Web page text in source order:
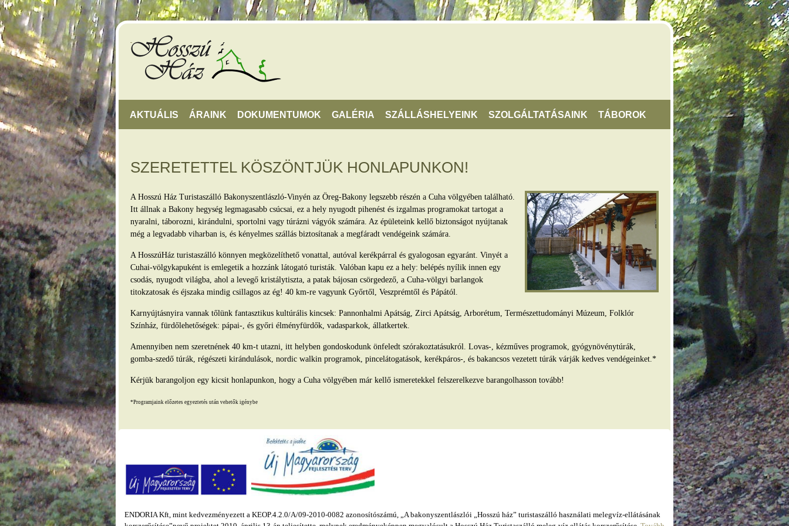
AKTUÁLIS ÁRAINK DOKUMENTUMOK GALÉRIA SZÁLLÁSHELYEINK SZOLGÁLTATÁSAINK TÁBOROK
SZERETETTEL KÖSZÖNTJÜK HONLAPUNKON!
A Hosszú Ház Turistaszálló Bakonyszentlászló-Vinyén az Öreg-Bakony legszebb részén a Cuha völgyében található.
Itt állnak a Bakony hegység legmagasabb csúcsai, ez a hely nyugodt pihenést és izgalmas programokat tartogat a
nyaralni, táborozni, kirándulni, sportolni vagy túrázni vágyók számára. Az épületeink kellő biztonságot nyújtanak
még a legvadabb viharban is, és kényelmes szállás biztosítanak a megfáradt vendégeink számára.
A HosszúHáz turistaszálló könnyen megközelíthető vonattal, autóval kerékpárral és gyalogosan egyaránt. Vinyét a
Cuhai-völgykapuként is emlegetik a hozzánk látogató turisták. Valóban kapu ez a hely: belépés nyílik innen egy
csodás, nyugodt világba, ahol a levegő kristálytiszta, a patak bájosan csörgedező, a Cuha-völgyi barlangok
titokzatosak és éjszaka mindig csillagos az ég! 40 km-re vagyunk Győrtől, Veszprémtől és Pápától.
Karnyújtásnyira vannak tőlünk fantasztikus kultúrális kincsek: Pannonhalmi Apátság, Zirci Apátság, Arborétum, Természettudományi Múzeum, Folklór
Színház, fürdőlehetőségek: pápai-, és győri élményfürdők, vadasparkok, állatkertek.
Amennyiben nem szeretnének 40 km-t utazni, itt helyben gondoskodunk önfeledt szórakoztatásukról. Lovas-, kézműves programok, gyógynövénytúrák,
gomba-szedő túrák, régészeti kirándulások, nordic walkin programok, pincelátogatások, kerékpáros-, és bakancsos vezetett túrák várják kedves vendégeinket.*
Kérjük barangoljon egy kicsit honlapunkon, hogy a Cuha völgyében már kellő ismeretekkel felszerelkezve barangolhasson tovább!
*Programjaink előzetes egyeztetés után vehetők igénybe
ENDORIA Kft, mint kedvezményezett a KEOP.4.2.0/A/09-2010-0082 azonosítószámú, „A bakonyszentlászlói „Hosszú ház” turistaszálló használati melegvíz-ellátásának